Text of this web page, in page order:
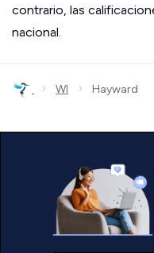
contrario, las
nacional.
› WI › Hayward